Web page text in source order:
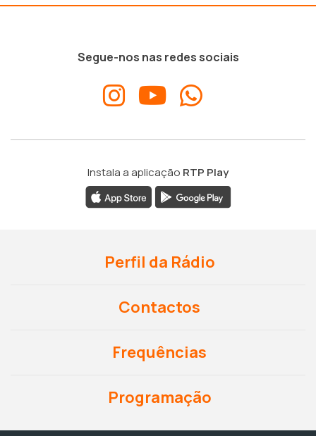
Segue-nos nas redes sociais
Instala a aplicação RTP Play
Perfil da Rádio
Contactos
Frequências
Programação